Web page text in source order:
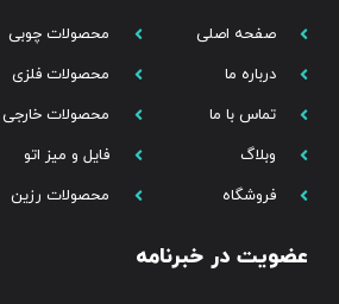
صفحه اصلی
درباره ما
تماس با ما
وبلاگ
فروشگاه
محصولات چوبی
محصولات فلزی
محصولات خارجی
فایل و میز اتو
محصولات رزین
عضویت در خبرنامه